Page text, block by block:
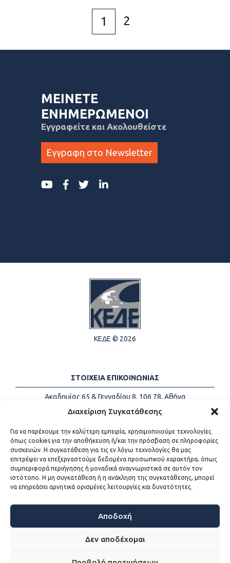
Διαχείριση Συγκατάθεσης
Για να παρέχουμε την καλύτερη εμπειρία, χρησιμοποιούμε τεχνολογίες
όπως cookies για την αποθήκευση ή/και την πρόσβαση σε πληροφορίες
συσκευών. Η συγκατάθεση για τις εν λόγω τεχνολογίες θα μας
επιτρέψει να επεξεργαστούμε δεδομένα προσωπικού χαρακτήρα, όπως
συμπεριφορά περιήγησης ή μοναδικά αναγνωριστικά σε αυτόν τον
ιστότοπο. Η μη συγκατάθεση ή η ανάκληση της συγκατάθεσης, μπορεί
να επηρεάσει αρνητικά ορισμένες λειτουργίες και δυνατότητες.
Αποδοχή
Δεν αποδέχομαι
1 2
ΜΕΙΝΕΤΕ
ΕΝΗΜΕΡΩΜΕΝΟΙ
Εγγραφείτε και Ακολουθείστε
Εγγραφη στο Newsletter
ΚΕΔΕ © 2026
ΣΤΟΙΧΕΙΑ ΕΠΙΚΟΙΝΩΝΙΑΣ
Ακαδημίας 65 & Γενναδίου 8, 106 78, Αθήνα
Τηλέφωνα:
+30 213-2147500
Email:
info@kede.gr
ΧΡΗΣΙΜΟΙ ΣΥΝΔΕΣΜΟΙ
Η ΚΕΔΕ
Sitemap
Προσβασιμότητα
Όροι χρήσης